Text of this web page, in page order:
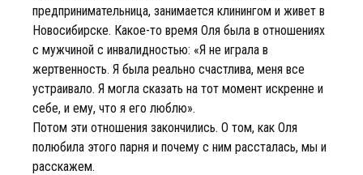
предпринимательница, занимается клинингом и живет в
Новосибирске. Какое-то время Оля была в отношениях
с мужчиной с инвалидностью: «Я не играла в
жертвенность. Я была реально счастлива, меня все
устраивало. Я могла сказать на тот момент искренне и
себе, и ему, что я его люблю».
Потом эти отношения закончились. О том, как Оля
полюбила этого парня и почему с ним рассталась, мы и
расскажем.